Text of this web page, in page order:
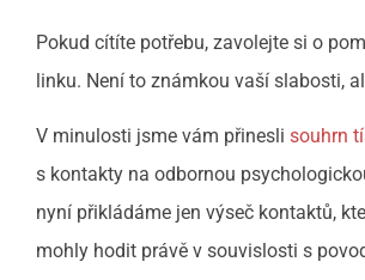
Pokud cítíte potřebu, zavolejte si o
linku. Není to známkou vaší slabosti,
V minulosti jsme vám přinesli souhrn
s kontakty na odbornou
nyní přikládáme jen výseč kontaktů,
mohly hodit právě v souvislosti s